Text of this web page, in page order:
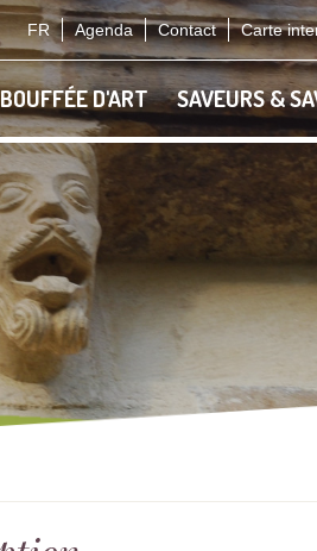
FR Agenda Contact Carte
BOUFFÉE D'ART SAVEURS &